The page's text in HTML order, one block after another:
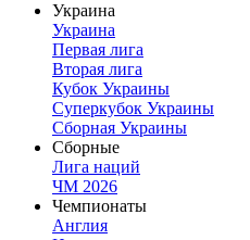
Украина
Украина
Первая лига
Вторая лига
Кубок Украины
Суперкубок Украины
Сборная Украины
Сборные
Лига наций
ЧМ 2026
Чемпионаты
Англия